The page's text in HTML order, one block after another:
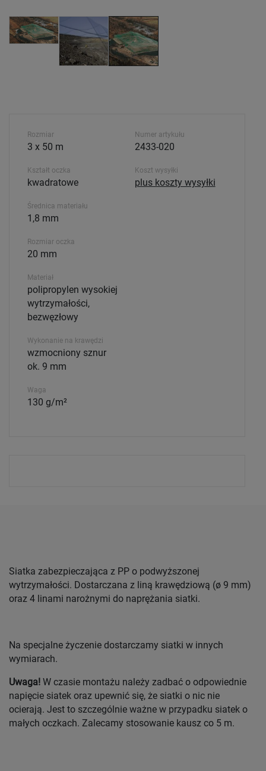
Rozmiar
3 x 50 m
Kształt oczka
kwadratowe
Średnica materiału
1,8 mm
Rozmiar oczka
20 mm
Materiał
polipropylen wysokiej
wytrzymałości,
bezwęzłowy
Wykonanie na krawędzi
wzmocniony sznur
ok. 9 mm
Waga
130 g/m²
Numer artykułu
2433-020
Koszt wysyłki
plus koszty wysyłki
Siatka zabezpieczająca z PP o podwyższonej
wytrzymałości. Dostarczana z liną krawędziową (ø 9 mm)
oraz 4 linami narożnymi do naprężania siatki.
Na specjalne życzenie dostarczamy siatki w innych
wymiarach.
Uwaga! W czasie montażu należy zadbać o odpowiednie
napięcie siatek oraz upewnić się, że siatki o nic nie
ocierają. Jest to szczególnie ważne w przypadku siatek o
małych oczkach. Zalecamy stosowanie kausz co 5 m.